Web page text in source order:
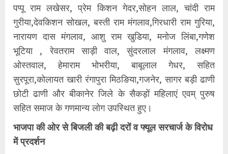
पप्पू राम लखेसर, प्रेम किशन गेदर,सोहन लाल, चांदी राम
गुरीया,देवकिशन सोखल, बस्ती राम मंगलाव,गिरधारी राम गुरिया,
नारायण दास मंगलाव, आशु राम खुडिया, मनोज लिंबा,गणेश
भूटिया , रेवतराम साड़ी वाल, सुंदरलाल मंगलाव, लक्ष्मण
ओस्तवाल, हेमाराम भोभरीया, बाबूलाल गेधर, सहित
सुरपूरा,कोलायत खारी रंगापुरा मिठङिया,गजनेर, सागर बड़ी ढाणी
छोटी ढाणी और बीकानेर जिले के सैकड़ों महिलाएं एवम् पुरुष
सहित समाज के गणमान्य लोग उपस्थित हुए।
भाजपा की ओर से बिजली की बढ़ी दरों व फ्यूल सरचार्ज के विरोध
में प्रदर्शन